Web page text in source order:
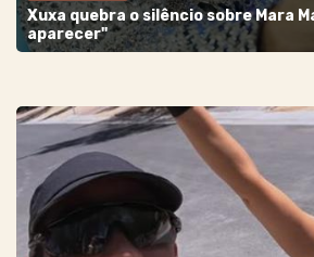
Xuxa quebra o silêncio sobre Mara
aparecer"